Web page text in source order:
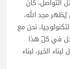
التواصل، كان
يُظهر مجد الله،
نحن مع
في كلّ هذا
الخير، لبناء